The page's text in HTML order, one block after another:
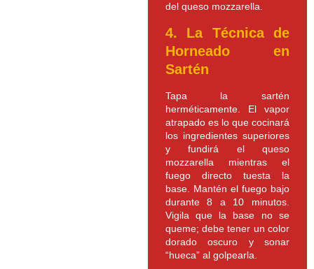
del queso mozzarella.
4. La Técnica de
Horneado en
Sartén
Tapa la sartén
herméticamente. El vapor
atrapado es lo que cocinará
los ingredientes superiores
y fundirá el queso
mozzarella mientras el
fuego directo tuesta la
base. Mantén el fuego bajo
durante 8 a 10 minutos.
Vigila que la base no se
queme; debe tener un color
dorado oscuro y sonar
“hueca” al golpearla.